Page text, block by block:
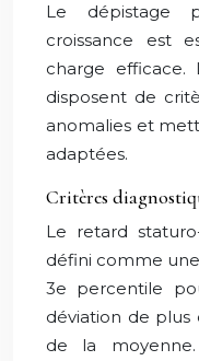
Le dépistage
croissance est
charge efficace.
disposent de
anomalies et
adaptées.
Critères
Le retard
défini comme
3e percentile
déviation de plus
de la